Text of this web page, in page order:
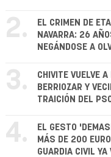
2.
EL CRIMEN DE
NAVARRA: 26
NEGÁNDOSE A
3.
CHIVITE VUELVE
BERRIOZAR Y
TRAICIÓN DEL
4.
EL GESTO
MÁS DE 200
GUARDIA CIVIL YA